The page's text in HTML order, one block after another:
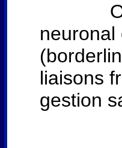
On
neuronal
liaisons
gestion